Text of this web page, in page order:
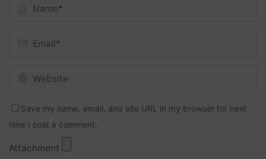
Save my name, email, and site URL in my browser for next
time I post a comment.
Attachment